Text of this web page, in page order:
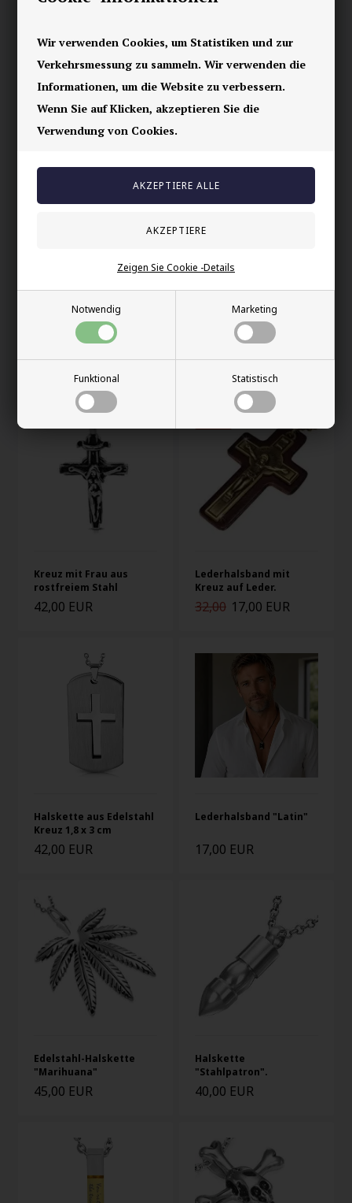
Wir verwenden Cookies, um Statistiken und zur
Verkehrsmessung zu sammeln. Wir verwenden die
Informationen, um die Website zu verbessern.
Wenn Sie auf Klicken, akzeptieren Sie die
Verwendung von Cookies.
Notwendig Marketing
Funktional Statistisch
Zeigen Sie Cookie -Details
Halskette "Lair" Design
Halskette "Chapo
Brown" 65 cm
Halskette "Chapo black"
47,00 EUR
Tags aus Blankstahl
22,00 EUR
Kreuz mit Frau aus
rostfreiem Stahl
42,00 EUR
Lederhalsband mit
Kreuz auf Leder.
32,00 17,00 EUR
Halskette aus Edelstahl
Kreuz 1,8 x 3 cm
42,00 EUR
Lederhalsband "Latin"
17,00 EUR
Edelstahl-Halskette
"Marihuana"
45,00 EUR
Halskette
"Stahlpatron".
40,00 EUR